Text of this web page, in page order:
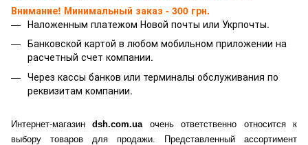
Внимание! Минимальный заказ - 300 грн.
Наложенным платежом Новой почты или Укрпочты.
Банковской картой в любом мобильном приложении на
расчетный счет компании.
Через кассы банков или терминалы обслуживания по
реквизитам компании.
Интернет-магазинdsh.com.ua очень ответственно относится к
выбору товаров для продажи. Представленный ассортимент